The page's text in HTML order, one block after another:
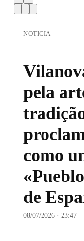
NOTICIA
pela
como
de
08/07/2026 · 23:47